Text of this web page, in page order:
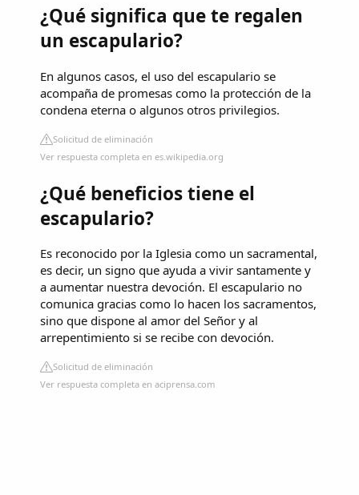
¿Qué significa que te regalen
un escapulario?
En algunos casos, el uso del escapulario se
acompaña de promesas como la protección de la
condena eterna o algunos otros privilegios.
Solicitud de eliminación
Ver respuesta completa en es.wikipedia.org
¿Qué beneficios tiene el
escapulario?
Es reconocido por la Iglesia como un sacramental,
es decir, un signo que ayuda a vivir santamente y
a aumentar nuestra devoción. El escapulario no
comunica gracias como lo hacen los sacramentos,
sino que dispone al amor del Señor y al
arrepentimiento si se recibe con devoción.
Solicitud de eliminación
Ver respuesta completa en aciprensa.com